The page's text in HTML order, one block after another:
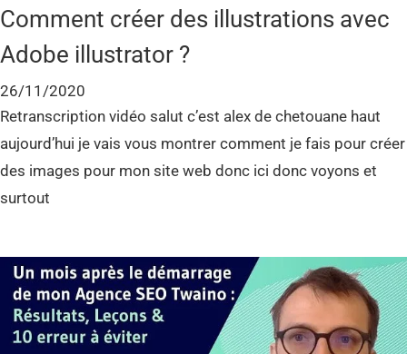
Comment créer des illustrations avec
Adobe illustrator ?
26/11/2020
Retranscription vidéo salut c’est alex de chetouane haut
aujourd’hui je vais vous montrer comment je fais pour créer
des images pour mon site web donc ici donc voyons et
surtout